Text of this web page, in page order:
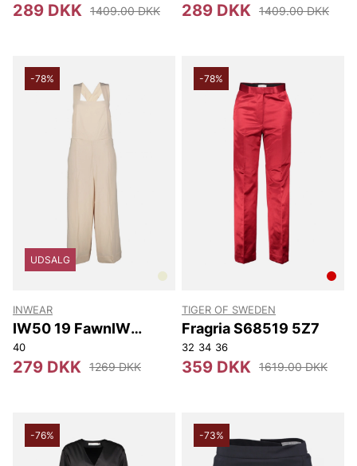
289 DKK 1409.00 DKK 289 DKK 1409.00 DKK
-78%
UDSALG
INWEAR
IW50 19 FawnIW
Jumpsuit
40
279 DKK 1269 DKK
-78%
TIGER OF SWEDEN
Fragria S68519 5Z7
32 34 36
359 DKK 1619.00 DKK
-76% -73%